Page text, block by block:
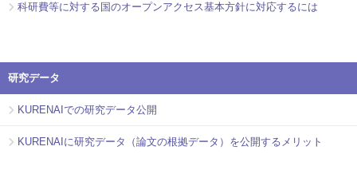
科研費等に対する国のオープンアクセス基本方針に対応するには
研究データ
KURENAIでの研究データ公開
KURENAIに研究データ（論文の根拠データ）を公開するメリット